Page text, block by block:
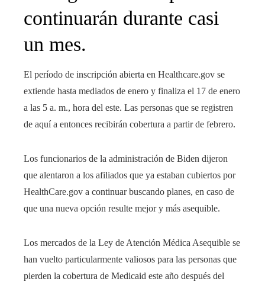
continuarán durante casi
un mes.
El período de inscripción abierta en Healthcare.gov se
extiende hasta mediados de enero y finaliza el 17 de enero
a las 5 a. m., hora del este. Las personas que se registren
de aquí a entonces recibirán cobertura a partir de febrero.
Los funcionarios de la administración de Biden dijeron
que alentaron a los afiliados que ya estaban cubiertos por
HealthCare.gov a continuar buscando planes, en caso de
que una nueva opción resulte mejor y más asequible.
Los mercados de la Ley de Atención Médica Asequible se
han vuelto particularmente valiosos para las personas que
pierden la cobertura de Medicaid este año después del